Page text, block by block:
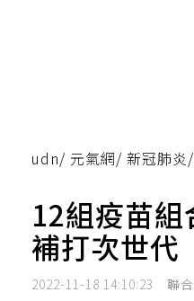
udn/ 元氣網/ 新冠肺炎/
12組疫苗
補打次世代
2022-11-18 14:10:23 聯